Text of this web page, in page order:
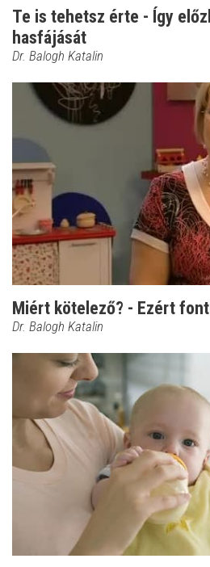
Te is tehetsz érte - Így
hasfájását
Dr. Balogh Katalin
Miért kötelező? - Ezért
Dr. Balogh Katalin